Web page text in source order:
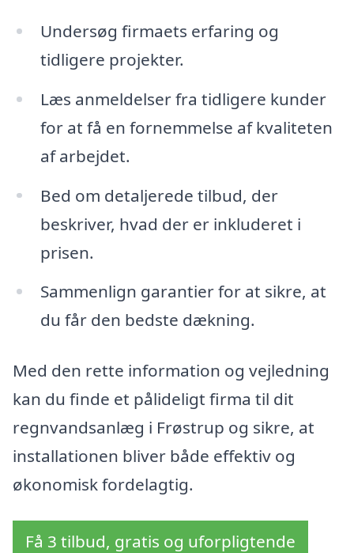
Undersøg firmaets erfaring og
tidligere projekter.
Læs anmeldelser fra tidligere kunder
for at få en fornemmelse af kvaliteten
af arbejdet.
Bed om detaljerede tilbud, der
beskriver, hvad der er inkluderet i
prisen.
Sammenlign garantier for at sikre, at
du får den bedste dækning.
Med den rette information og vejledning
kan du finde et pålideligt firma til dit
regnvandsanlæg i Frøstrup og sikre, at
installationen bliver både effektiv og
økonomisk fordelagtig.
Få 3 tilbud, gratis og uforpligtende